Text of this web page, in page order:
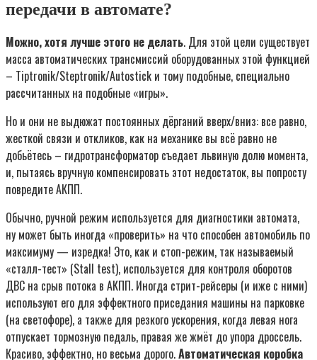
передачи в автомате?
Можно, хотя лучше этого не делать. Для этой цели существует
масса автоматических трансмиссий оборудованных этой функцией
– Tiptronik/Steptronik/Autostick и тому подобные, специально
рассчитанных на подобные «игры».
Но и они не выдюжат постоянных дёрганий вверх/вниз: все равно,
жесткой связи и откликов, как на механике вы всё равно не
добьётесь – гидротрансформатор съедает львиную долю момента,
и, пытаясь вручную компенсировать этот недостаток, вы попросту
повредите АКПП.
Обычно, ручной режим используется для диагностики автомата,
ну может быть иногда «проверить» на что способен автомобиль по
максимуму — изредка! Это, как и стоп-режим, так называемый
«сталл-тест» (Stall test), используется для контроля оборотов
ДВС на срыв потока в АКПП. Иногда стрит-рейсеры (и иже с ними)
используют его для эффектного приседания машины на парковке
(на светофоре), а также для резкого ускорения, когда левая нога
отпускает тормозную педаль, правая же жмёт до упора дроссель.
Красиво, эффектно, но весьма дорого.Автоматическая коробка